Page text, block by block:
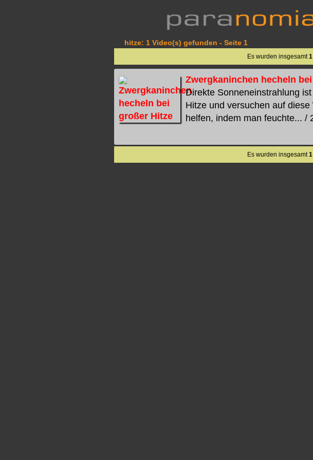
hitze: 1 Video(s) gefunden - Seite 1
Es wurden insgesamt
Zwergkaninchen hecheln
Direkte Sonneneinstrahlung
Hitze und versuchen auf
helfen, indem man feuchte... /
Es wurden insgesamt